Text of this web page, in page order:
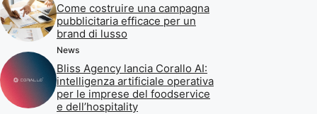
Come costruire una campagna
pubblicitaria efficace per un
brand di lusso
News
Bliss Agency lancia Corallo AI:
intelligenza artificiale operativa
per le imprese del foodservice
e dell’hospitality